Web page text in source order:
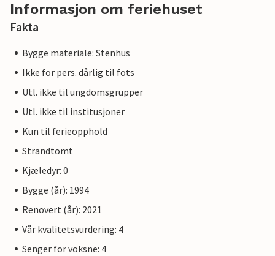
Informasjon om feriehuset
Fakta
Bygge materiale: Stenhus
Ikke for pers. dårlig til fots
Utl. ikke til ungdomsgrupper
Utl. ikke til institusjoner
Kun til ferieopphold
Strandtomt
Kjæledyr: 0
Bygge (år): 1994
Renovert (år): 2021
Vår kvalitetsvurdering: 4
Senger for voksne: 4